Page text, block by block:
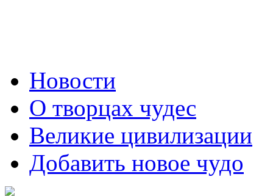
Новости
О творцах чудес
Великие цивилизации
Добавить новое чудо